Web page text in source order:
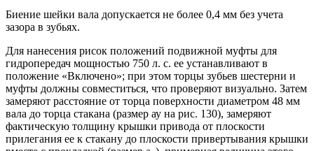
Биение шейки вала допускается не более 0,4 мм без учета
зазора в зубьях.
Для нанесения рисок положений подвижной муфты для
гидропередач мощностью 750 л. с. ее устанавливают в
положение «Включено»; при этом торцы зубьев шестерни и
муфты должны совместиться, что проверяют визуально. Затем
замеряют расстояние от торца поверхности диаметром 48 мм
вала до торца стакана (размер ау на рис. 130), замеряют
фактическую толщину крышки привода от плоскости
прилегания ее к стакану до плоскости привертывания крышки